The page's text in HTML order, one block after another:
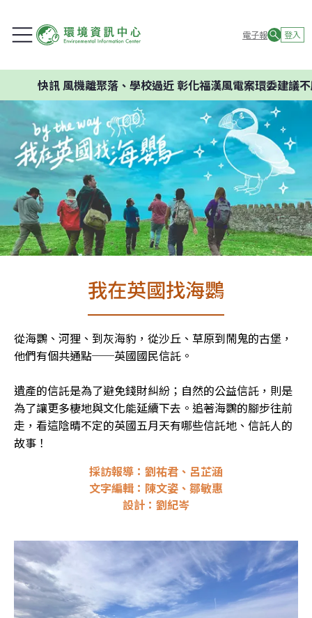
電子報 登入
風機離聚落、學校過近 彰化福漢風電案環委建議不應開
我在英國找海鸚
從海鸚、河狸、到灰海豹，從沙丘、草原到鬧鬼的古堡，
他們有個共通點──英國國民信託。
遺產的信託是為了避免錢財糾紛；自然的公益信託，則是
為了讓更多棲地與文化能延續下去。追著海鸚的腳步往前
走，看這陰晴不定的英國五月天有哪些信託地、信託人的
故事！
採訪報導：劉祐君、呂芷涵
文字編輯：陳文姿、鄒敏惠
設計：劉紀岑